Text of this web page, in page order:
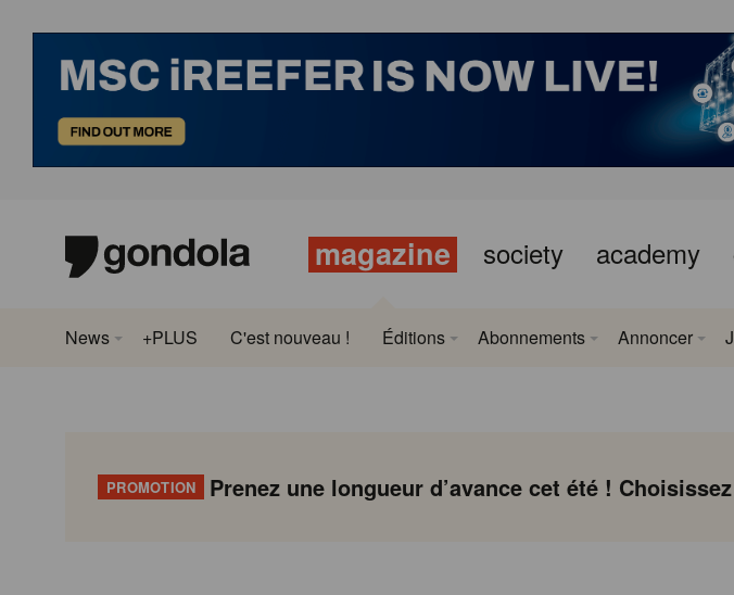
magazine society academy
News +PLUS C'est nouveau ! Éditions Abonnements Annoncer
PROMOTION Prenez une longueur d’avance cet été !